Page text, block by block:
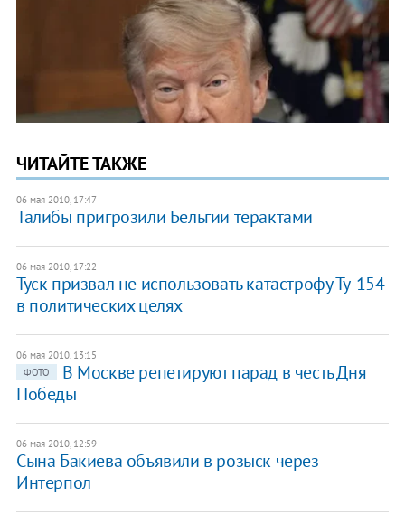
ЧИТАЙТЕ ТАКЖЕ
06 мая 2010, 17:47
Талибы пригрозили Бельгии терактами
06 мая 2010, 17:22
Туск призвал не использовать катастрофу Ту-154
в политических целях
06 мая 2010, 13:15
ФОТО
В Москве репетируют парад в честь Дня
Победы
06 мая 2010, 12:59
Сына Бакиева объявили в розыск через
Интерпол